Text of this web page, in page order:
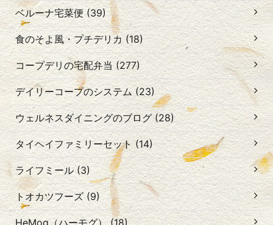
ベルーナ宅菜便 (39)
食のそよ風・プチデリカ (18)
コープデリの宅配弁当 (277)
デイリーコープのシステム (23)
ウェルネスダイニングのブログ (28)
タイヘイファミリーセット (14)
ライフミール (3)
トオカツフーズ (9)